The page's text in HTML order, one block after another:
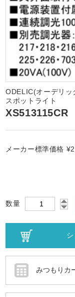
ODELIC(オーデリッ
スポットライト
XS513115CR
メーカー標準価格
数量